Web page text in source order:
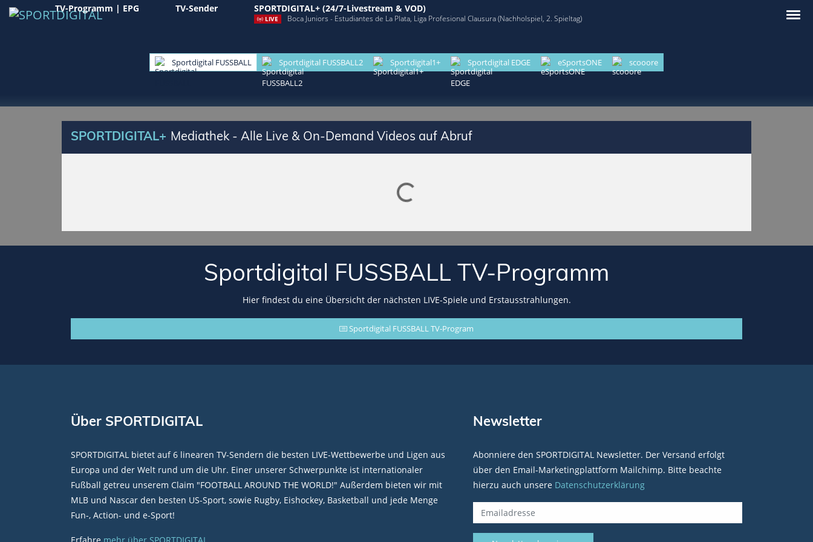
TV-Programm | EPG TV-Sender SPORTDIGITAL+ (24/7-Livestream & VOD)
LIVE Boca Juniors - Estudiantes de La Plata, Liga Profesional Clausura (Nachholspiel, 2. Spieltag)
Sportdigital FUSSBALL Sportdigital FUSSBALL2 Sportdigital1+ Sportdigital EDGE eSportsONE scooore
SPORTDIGITAL+ Mediathek - Alle Live & On-Demand Videos auf Abruf
Lade SPORTDIGITAL+ Mediathek
Sportdigital FUSSBALL TV-Programm
Hier findest du eine Übersicht der nächsten LIVE-Spiele und Erstausstrahlungen.
Sportdigital FUSSBALL TV-Program
Über SPORTDIGITAL
SPORTDIGITAL bietet auf 6 linearen TV-Sendern die besten LIVE-Wettbewerbe und Ligen aus
Europa und der Welt rund um die Uhr. Einer unserer Schwerpunkte ist internationaler
Fußball getreu unserem Claim "FOOTBALL AROUND THE WORLD!" Außerdem bieten wir mit
MLB und Nascar den besten US-Sport, sowie Rugby, Eishockey, Basketball und jede Menge
Fun-, Action- und e-Sport!
Newsletter
Abonniere den SPORTDIGITAL Newsletter. Der Versand erfolgt
über den Email-Marketingplattform Mailchimp. Bitte beachte
hierzu auch unsere Datenschutzerklärung